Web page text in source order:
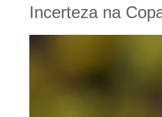
Incerteza na